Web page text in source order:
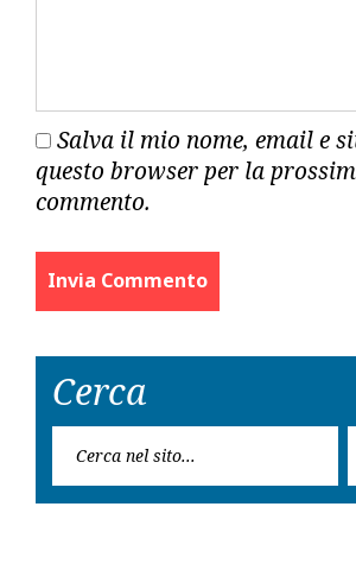
Salva il mio nome, email e
questo browser per la
commento.
Cerca